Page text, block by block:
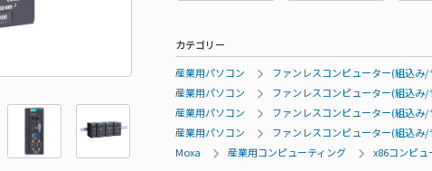
カテゴリー
産業用パソコン
ファンレスコンピューター(組込み
産業用パソコン
ファンレスコンピューター(組込み
産業用パソコン
ファンレスコンピューター(組込み
産業用パソコン
ファンレスコンピューター(組込み
Moxa
産業用コンピューティング x86コンピュ